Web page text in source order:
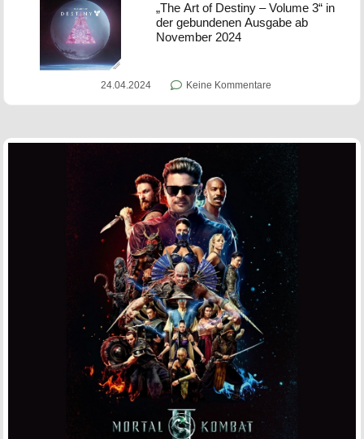
„The Art of Destiny – Volume 3“ in
der gebundenen Ausgabe ab
November 2024
24.04.2024 Keine Kommentare